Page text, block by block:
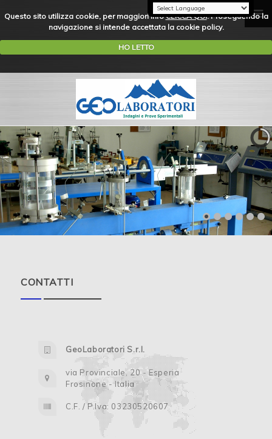
Questo sito utilizza cookie, per maggiori infoCLICCA QUI. Proseguendo la
navigazione si intende accettata la cookie policy.
HO LETTO
CONTATTI
GeoLaboratori S.r.l.
via Provinciale, 20 - Esperia
Frosinone - Italia
C.F. / P.Iva: 03230520607